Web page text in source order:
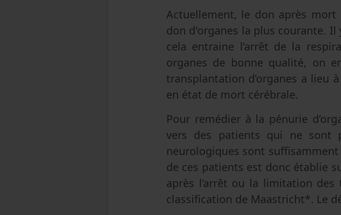
Actuellement, le don après mort
don d'organes la plus courante.
cela entraine l’arrêt de la
organes de bonne qualité, on
transplantation d’organes a lieu
en état de mort cérébrale.
Pour remédier à la pénurie
vers des patients qui ne sont
neurologiques sont
de ces patients est donc établie
après l’arrêt ou la limitation
classification de Maastricht*. Le